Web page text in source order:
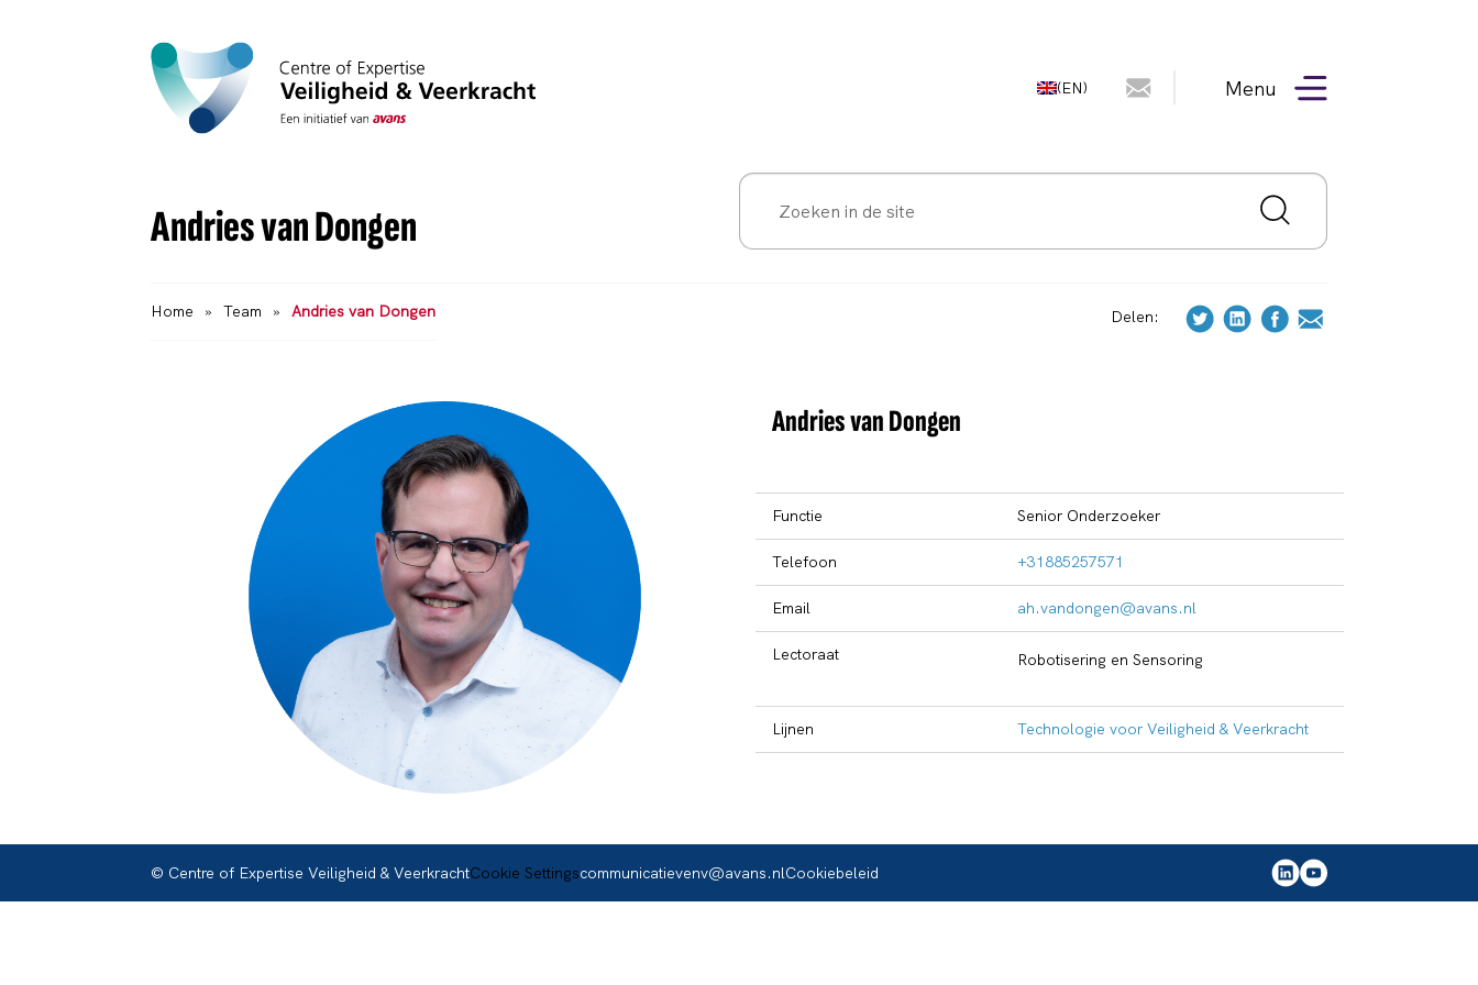
(EN) Menu
Andries van Dongen
Home » Team » Andries van Dongen Delen:
Andries van Dongen
Functie Senior Onderzoeker
Telefoon +31885257571
Email ah.vandongen@avans.nl
Lectoraat Robotisering en Sensoring
Lijnen Technologie voor Veiligheid & Veerkracht
© Centre of Expertise Veiligheid & VeerkrachtCookie Settingscommunicatievenv@avans.nlCookiebeleid